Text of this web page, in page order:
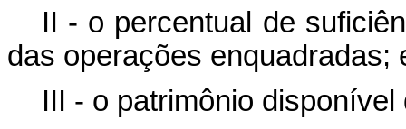
II - o percentual de
das operações enquadradas;
III - o patrimônio